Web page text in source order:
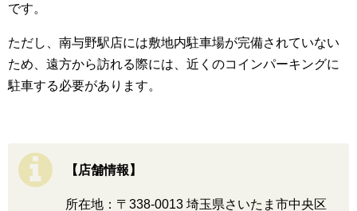
です。
ただし、南与野駅店には敷地内駐車場が完備されていない
ため、遠方から訪れる際には、近くのコインパーキングに
駐車する必要があります。
【店舗情報】
所在地：〒338-0013 埼玉県さいたま市中央区